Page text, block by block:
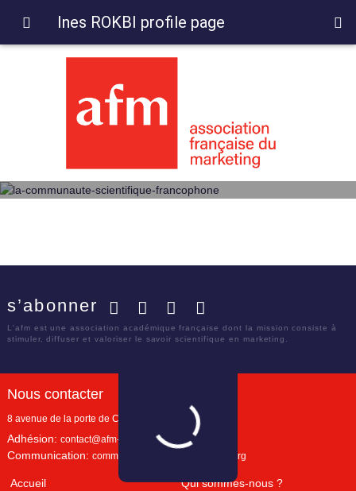
s’abonner
L'afm est une association académique française dont la mission consiste à
stimuler, diffuser et valoriser le savoir scientifique en marketing.
Nous contacter
8 avenue de la porte de Champerret 75017
Adhésion: contact@afm-marketing.org
Communication: communication@afm-marketing.org
Accueil
Qui sommes-nous ?
Ines ROKBI profile page